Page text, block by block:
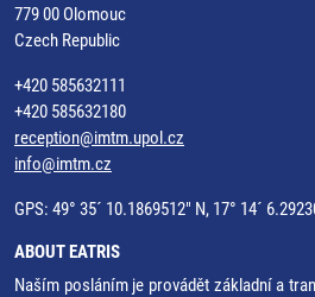
779 00 Olomouc
Czech Republic
+420 585632111
+420 585632180
reception@imtm.upol.cz
info@imtm.cz
GPS: 49° 35´ 10.1869512" N, 17° 14´
ABOUT EATRIS
Naším posláním je provádět základní a